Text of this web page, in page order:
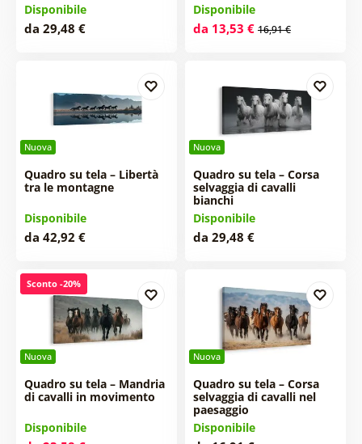
Disponibile
da 29,48 €
Disponibile
da 13,53 € 16,91 €
Nuova
Quadro su tela – Libertà
tra le montagne
Disponibile
da 42,92 €
Nuova
Quadro su tela – Corsa
selvaggia di cavalli
bianchi
Disponibile
da 29,48 €
Nuova
Sconto -20%
Quadro su tela – Mandria
di cavalli in movimento
Disponibile
Nuova
Quadro su tela – Corsa
selvaggia di cavalli nel
paesaggio
Disponibile